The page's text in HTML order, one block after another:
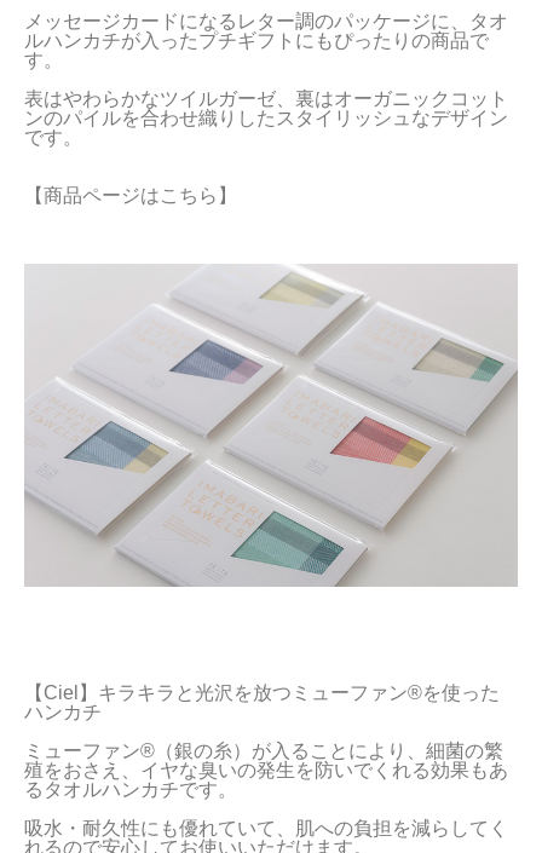
メッセージカードになるレター調のパッケージに、タオ
ルハンカチが入ったプチギフトにもぴったりの商品で
す。
表はやわらかなツイルガーゼ、裏はオーガニックコット
ンのパイルを合わせ織りしたスタイリッシュなデザイン
【商品ページはこちら】
【Ciel】キラキラと光沢を放つミューファン®を使った
ハンカチ
ミューファン®（銀の糸）が入ることにより、細菌の繁
殖をおさえ、イヤな臭いの発生を防いでくれる効果もあ
るタオルハンカチです。
吸水・耐久性にも優れていて、肌への負担を減らしてく